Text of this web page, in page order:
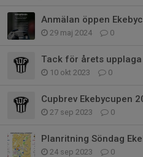
Anmälan öppen
29 maj 2024 0
Tack för årets upplaga
10 okt 2023 0
Cupbrev Ekebycupen
27 sep 2023 0
Planritning Söndag
24 sep 2023 0